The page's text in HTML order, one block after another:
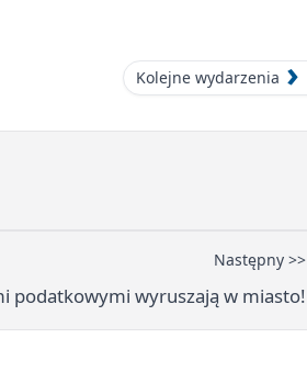
Kolejne wydarzenia
Następny >>
podatkowymi wyruszają w miasto!